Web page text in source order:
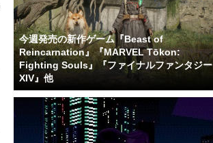
今週発売の新作ゲーム『Beast of
Reincarnation』『MARVEL Tōkon:
Fighting Souls』『ファイナルファンタジー
XIV』他